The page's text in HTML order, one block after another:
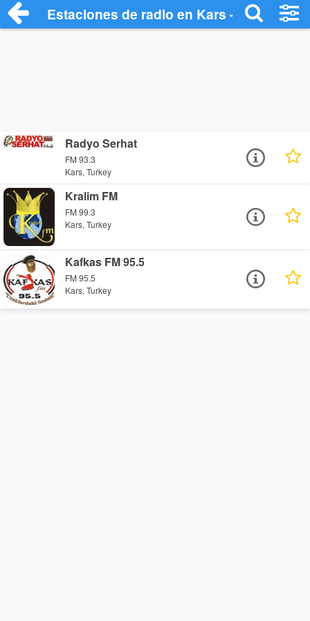
Estaciones de radio en Kars - Escuchar
Radyo Serhat
FM 93.3
Kars, Turkey
Kralim FM
FM 99.3
Kars, Turkey
Kafkas FM 95.5
FM 95.5
Kars, Turkey